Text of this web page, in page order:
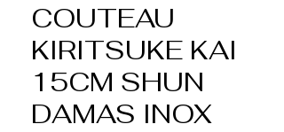
COUTEAU
KIRITSUKE KAI
15CM SHUN
DAMAS INOX